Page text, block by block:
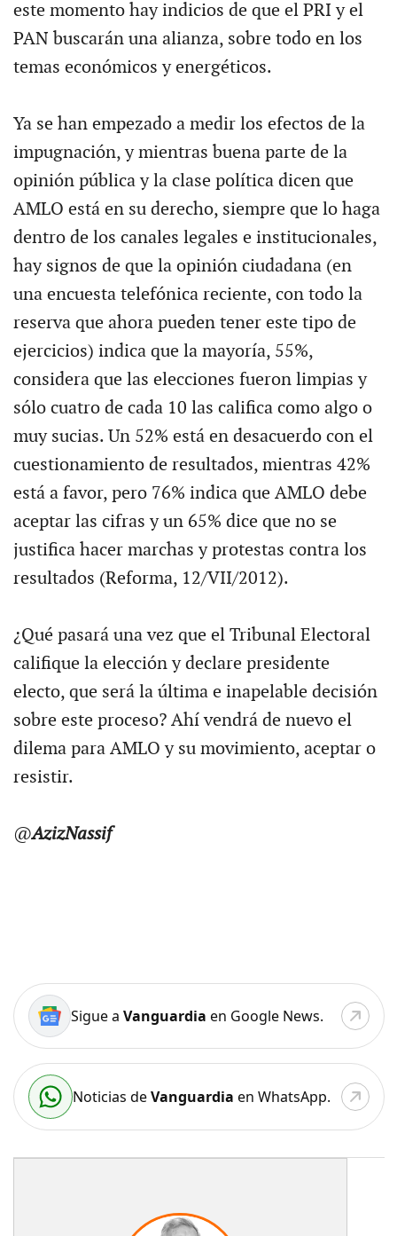
este momento hay indicios de que el PRI y el
PAN buscarán una alianza, sobre todo en los
temas económicos y energéticos.
Ya se han empezado a medir los efectos de la
impugnación, y mientras buena parte de la
opinión pública y la clase política dicen que
AMLO está en su derecho, siempre que lo haga
dentro de los canales legales e institucionales,
hay signos de que la opinión ciudadana (en
una encuesta telefónica reciente, con todo la
reserva que ahora pueden tener este tipo de
ejercicios) indica que la mayoría, 55%,
considera que las elecciones fueron limpias y
sólo cuatro de cada 10 las califica como algo o
muy sucias. Un 52% está en desacuerdo con el
cuestionamiento de resultados, mientras 42%
está a favor, pero 76% indica que AMLO debe
aceptar las cifras y un 65% dice que no se
justifica hacer marchas y protestas contra los
resultados (Reforma, 12/VII/2012).
¿Qué pasará una vez que el Tribunal Electoral
califique la elección y declare presidente
electo, que será la última e inapelable decisión
sobre este proceso? Ahí vendrá de nuevo el
dilema para AMLO y su movimiento, aceptar o
resistir.
@AzizNassif
Sigue a Vanguardia en Google News.
Noticias deVanguardia en WhatsApp.